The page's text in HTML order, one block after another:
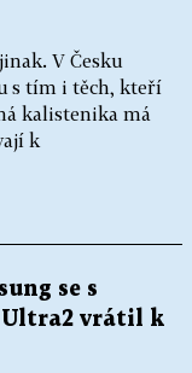
V Česku
s tím i těch, kteří
kalistenika má
k
se s
Ultra2 vrátil k